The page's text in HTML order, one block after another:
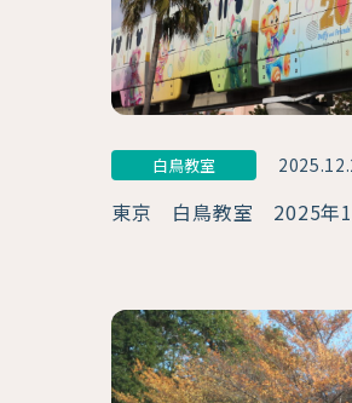
白鳥教室
東京 白鳥教室 2025年